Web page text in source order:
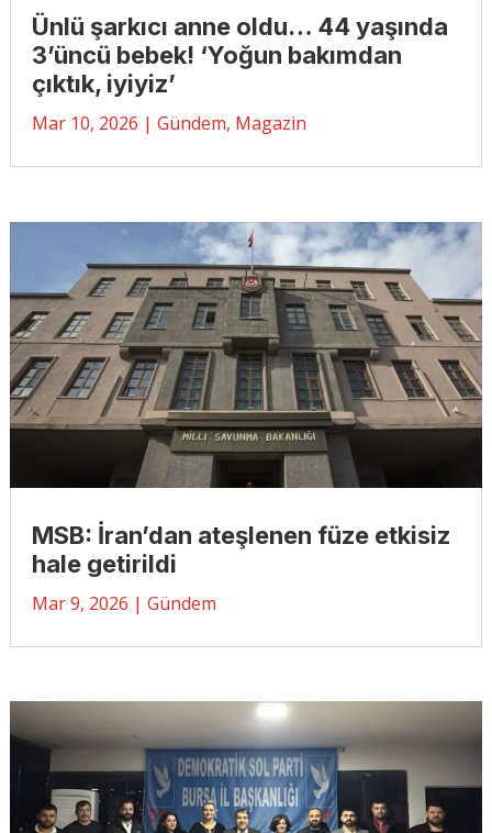
Ünlü şarkıcı anne oldu… 44 yaşında
3’üncü bebek! ‘Yoğun bakımdan
çıktık, iyiyiz’
Mar 10, 2026 | Gündem, Magazin
MSB: İran’dan ateşlenen füze etkisiz
hale getirildi
Mar 9, 2026 | Gündem